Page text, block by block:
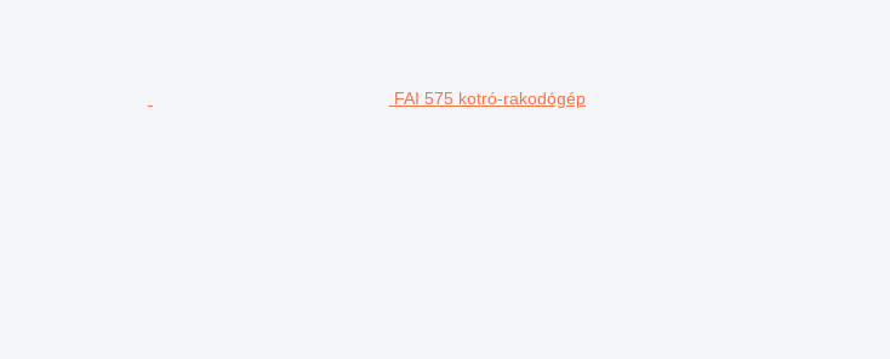
FAI 575 kotró-rakodógép